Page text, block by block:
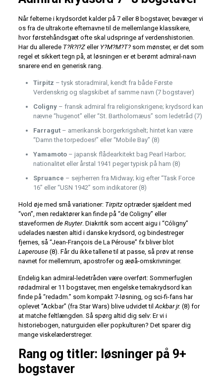
Når felterne i krydsordet kalder på 7 eller 8 bogstaver, bevæger vi
os fra de ultrakorte efternavne til de mellemlange klassikere,
hvor første­hånds­gæt ofte skal udspringe af verdenshistorien.
Har du allerede T?R?I?Zeller Y?M?M?T?som mønster, er det som
regel et sikkert tegn på, at løsningen er et berømt admiral-navn
snarere end en generisk rang.
Tirpitz – tysk storadmiral, kendt fra både Første
Verdenskrig og slagskibet af samme navn (7 bogstaver)
Coligny– fransk admiral fra religionskrigene; krydsord kan
nævne “hugenot” eller “St. Bartholomæus” som ledetråd (7)
Farragut– amerikansk borgerkrigs­helt; hintet kan være
“Damn the torpedoes!” eller “Mobile Bay” (8)
Yamamoto– japansk flåde­arkitekt bag Pearl Harbor;
nationalitet eller årstal 1941 peger typisk på ham (8)
Spruance – sejrherren fra Midway; kig efter “Task Force
16” eller “USN 1942” som indikatorer (8)
Hold øje med små variationer: Tirpitzoptræder sjældent med
“von”, men redaktører kan finde på “de Coligny” eller
staveformen de Ruyter. Diakritik som accent aigu i “Cóligny”
udelades næsten altid i danske krydsord, og bindestreger
fjernes, så “Jean-François de La Pérouse” fx bliver blot
Laperouse(8). Får du ikke tallene til at passe, så prøv at rense
navnet for mellemrum, apostrofer og æøå-omskrivninger.
Endelig kan admiral-ledetråden være overført: Sommerfuglen
rødadmiral er 11 bogstaver, men engelske tema­krydsord kan
finde på “redadm.” som kompakt 7-løsning, og sci-fi-fans har
oplevet “Ackbar” (fra Star Wars) blive udvidet tilAckbar jr. (8) for
at matche feltlængden. Så spørg altid dig selv: Er vi i
historiebogen, naturguiden eller popkulturen? Det sparer dig
mange viskelæderstreger.
Rang og titler: løsninger på 9+
bogstaver